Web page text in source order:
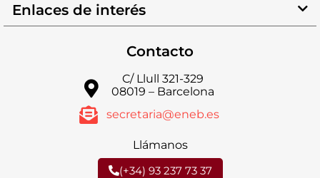
Enlaces de interés
Contacto
C/ Llull 321-329
08019 – Barcelona
secretaria@eneb.es
Llámanos
(+34) 93 237 73 37